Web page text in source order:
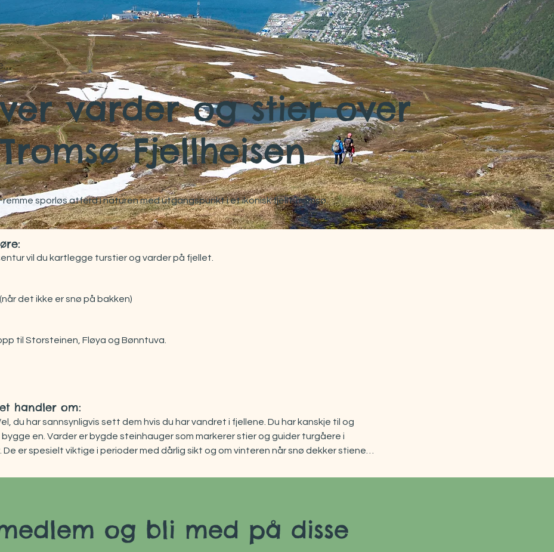
varder og stier over
Tromsø Fjellheisen
sporløs atferd i naturen med utgangspunkt i et ikonisk fjell i Tromsø.
vil du kartlegge turstier og varder på fjellet.
det ikke er snø på bakken)
til Storsteinen, Fløya og Bønntuva.
handler om:
du har sannsynligvis sett dem hvis du har vandret i fjellene. Du har kanskje til og
en. Varder er bygde steinhauger som markerer stier og guider turgåere i
De er spesielt viktige i perioder med dårlig sikt og om vinteren når snø dekker stiene.
for å informere om den skadelige effekten av noen varder og oppmuntre til
og bli med på disse